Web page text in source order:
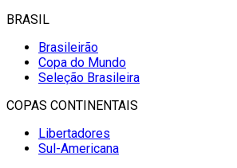
BRASIL
Brasileirão
Copa do Mundo
Seleção Brasileira
COPAS CONTINENTAIS
Libertadores
Sul-Americana